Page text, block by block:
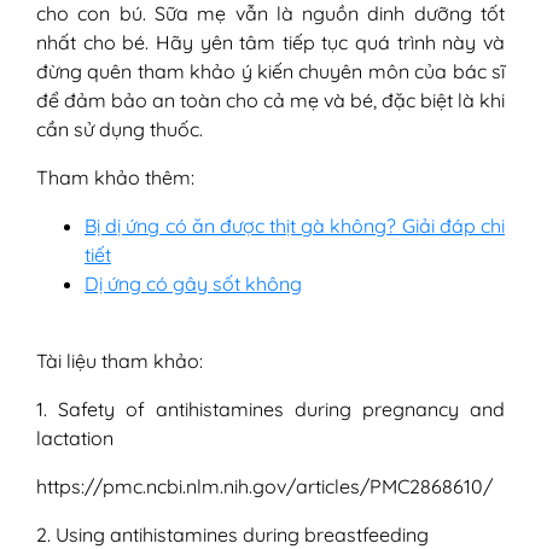
cho con bú. Sữa mẹ vẫn là nguồn dinh dưỡng tốt
nhất cho bé. Hãy yên tâm tiếp tục quá trình này và
đừng quên tham khảo ý kiến chuyên môn của bác sĩ
để đảm bảo an toàn cho cả mẹ và bé, đặc biệt là khi
cần sử dụng thuốc.
Tham khảo thêm:
Bị dị ứng có ăn được thịt gà không? Giải đáp chi
tiết
Dị ứng có gây sốt không
Tài liệu tham khảo:
1. Safety of antihistamines during pregnancy and
lactation
https://pmc.ncbi.nlm.nih.gov/articles/PMC2868610/
2. Using antihistamines during breastfeeding